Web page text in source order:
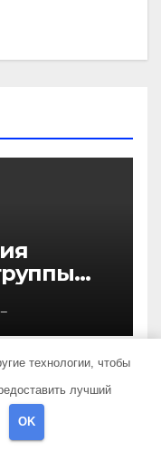
технологии, чтобы
лучший
OK